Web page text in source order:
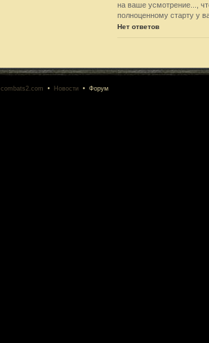
на ваше усмотрение...,
полноценному старту у
Нет ответов
combats2.com • Новости • Форум